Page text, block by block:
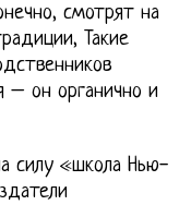
смотрят на
Такие
– он органично и
силу «школа Нью-